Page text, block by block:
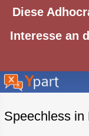
Diese
Interesse an
Speechless in